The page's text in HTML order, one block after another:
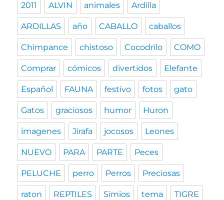
2011 ALVIN animales Ardilla
ARDILLAS año CABALLO caballos
Chimpance chistoso Cocodrilo COMO
Comprar cómicos divertidos Elefante
Español FAUNA festivo fotos gato
Gatos graciosos humor Huron
imagenes Jirafa jocosos Leones
NUEVO PARA PARTE Peces
PELUCHE perro Perros Preciosas
raton REPTILES Simios tema TIGRE